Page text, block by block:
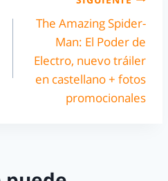
The Amazing Spider-
Man: El Poder de
Electro, nuevo tráiler
en castellano + fotos
promocionales